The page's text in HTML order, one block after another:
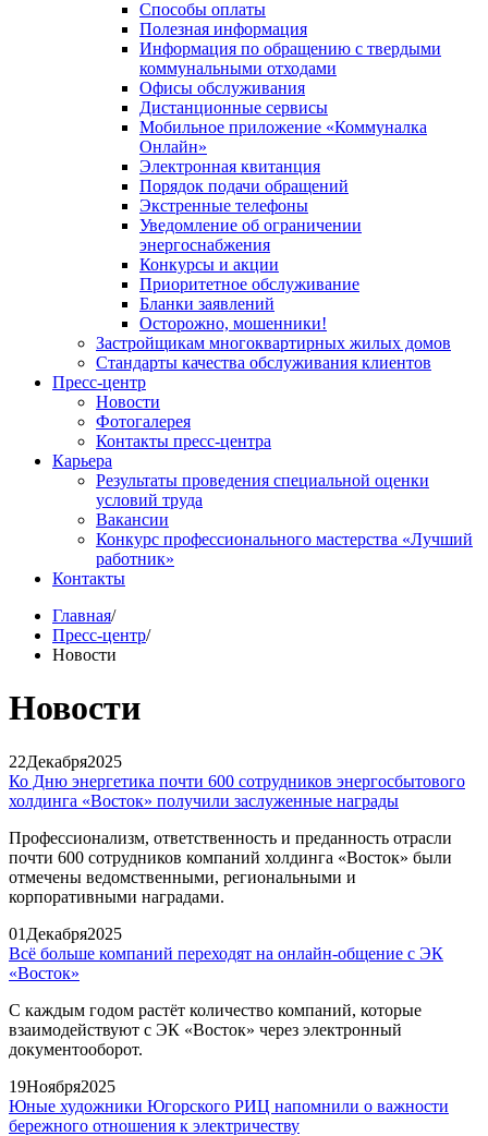
Способы оплаты
Полезная информация
Информация по обращению с твердыми
коммунальными отходами
Офисы обслуживания
Дистанционные сервисы
Мобильное приложение «Коммуналка
Онлайн»
Электронная квитанция
Порядок подачи обращений
Экстренные телефоны
Уведомление об ограничении
энергоснабжения
Конкурсы и акции
Приоритетное обслуживание
Бланки заявлений
Осторожно, мошенники!
Застройщикам многоквартирных жилых домов
Стандарты качества обслуживания клиентов
Пресс-центр
Новости
Фотогалерея
Контакты пресс-центра
Карьера
Результаты проведения специальной оценки
условий труда
Вакансии
Конкурс профессионального мастерства «Лучший
работник»
Контакты
Главная/
Пресс-центр/
Новости
Новости
22Декабря2025
Ко Дню энергетика почти 600 сотрудников энергосбытового
холдинга «Восток» получили заслуженные награды
Профессионализм, ответственность и преданность отрасли
почти 600 сотрудников компаний холдинга «Восток» были
отмечены ведомственными, региональными и
корпоративными наградами.
01 Декабря2025
Всё больше компаний переходят на онлайн-общение с ЭК
«Восток»
С каждым годом растёт количество компаний, которые
взаимодействуют с ЭК «Восток» через электронный
документооборот.
19Ноября2025
Юные художники Югорского РИЦ напомнили о важности
бережного отношения к электричеству